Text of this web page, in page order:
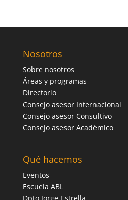
Nosotros
Sobre nosotros
Áreas y programas
Directorio
Consejo asesor Internacional
Consejo asesor Consultivo
Consejo asesor Académico
Qué hacemos
Eventos
Escuela ABL
Dpto Jorge Estrella